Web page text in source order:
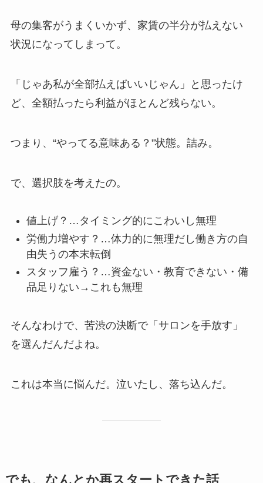
母の集客がうまくいかず、家賃の半分が払えない
状況になってしまって。
「じゃあ私が全部払えばいいじゃん」と思ったけ
ど、全額払ったら利益がほとんど残らない。
つまり、“やってる意味ある？”状態。詰み。
で、選択肢を考えたの。
値上げ？…タイミング的にこわいし無理
労働力増やす？…体力的に無理だし働き方の自
由失うの本末転倒
スタッフ雇う？…資金ない・教育できない・備
品足りない→これも無理
そんなわけで、苦渋の決断で「サロンを手放す」
を選んだんだよね。
これは本当に悩んだ。泣いたし、落ち込んだ。
でも、なんとか再スタートできた話